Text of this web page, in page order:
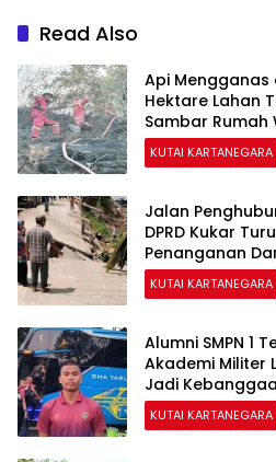
Read Also
Api Mengganas
Hektare Lahan
Sambar Rumah
KUTAI KARTANEGARA
Jalan
DPRD Kukar
Penanganan
KUTAI KARTANEGARA
Alumni SMPN 1
Akademi Militer
Jadi
KUTAI KARTANEGARA